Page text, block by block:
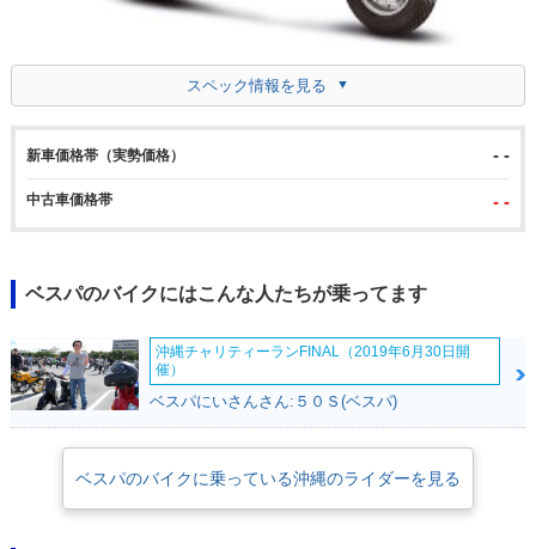
スペック情報を見る
新車価格帯（実勢価格） - -
中古車価格帯 - -
ベスパのバイクにはこんな人たちが乗ってます
沖縄チャリティーランFINAL（2019年6月30日開
催）
ベスパにいさんさん:５０Ｓ(ベスパ)
ベスパのバイクに乗っている沖縄のライダーを見る